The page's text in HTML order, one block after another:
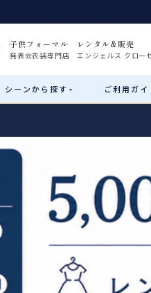
子供フォーマル レンタル&販売
発表会衣装専門店 エンジェルス クロー
シーンから探す ▾ ご利用ガイ
男の子スーツ